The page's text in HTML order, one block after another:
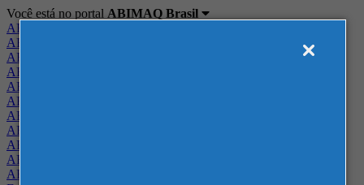
Você está no portal ABIMAQ Brasil
ABIMAQ Brasil
ABIMAQ Minas Gerais
ABIMAQ Norte-Nordeste
ABIMAQ Paraná
ABIMAQ Piracicaba
ABIMAQ Ribeirão Preto
ABIMAQ Rio de Janeiro
ABIMAQ Rio Grande do Sul
ABIMAQ Santa Catarina
ABIMAQ São Paulo
ABIMAQ Vale do Paraíba